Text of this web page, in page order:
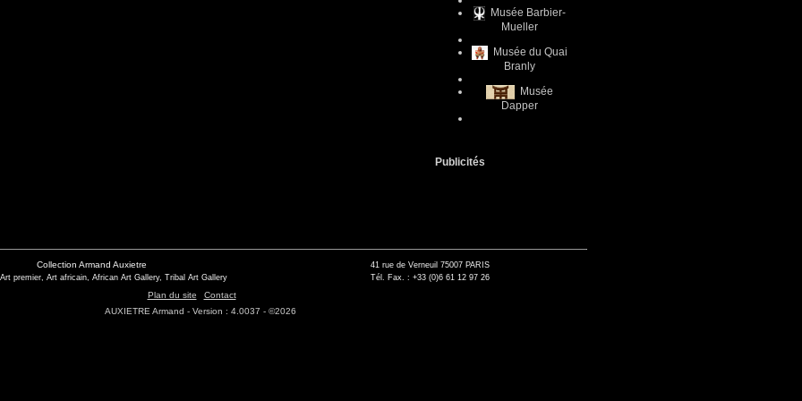
Musée Barbier-
Mueller
Musée du Quai
Branly
Musée
Dapper
Publicités
Collection Armand Auxietre
premier, Art africain, African Art Gallery, Tribal Art Gallery
41 rue de Verneuil 75007 PARIS
Tél. Fax. : +33 (0)6 61 12 97 26
Plan du site
Contact
AUXIETRE Armand - Version : 4.0037 - ©2026